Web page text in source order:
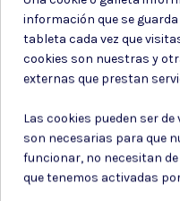
Culatas (stopper)
información que se
tableta cada vez que
cookies son nuestras y
externas que prestan
Las cookies pueden ser
son necesarias para que
funcionar, no necesitan
que tenemos activadas